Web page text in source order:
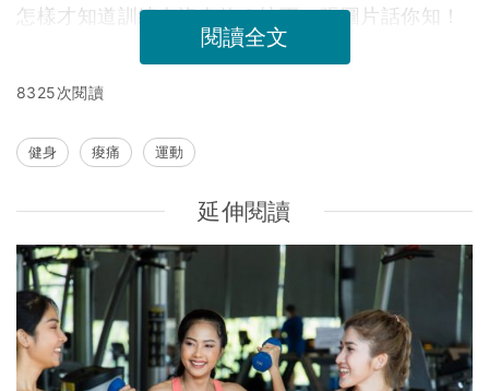
怎樣才知道訓練有沒有效？按下一張圖片話你知！
閱讀全文
8325次閱讀
健身 痠痛 運動
延伸閱讀